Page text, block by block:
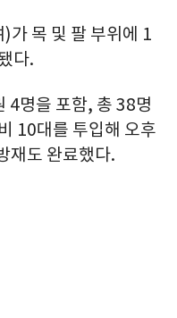
가 목 및 팔 부위에 1
다.
4명을 포함, 총 38명
10대를 투입해 오후
재도 완료했다.